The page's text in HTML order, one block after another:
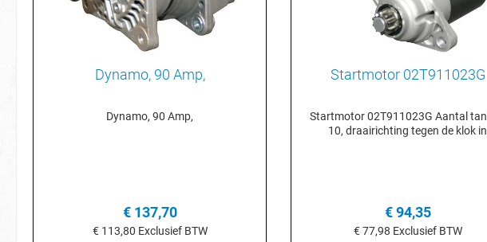
Dynamo, 90 Amp,
Dynamo, 90 Amp,
€ 137,70
€ 113,80 Exclusief BTW
Startmotor 02T911023G
Startmotor 02T911023G Aantal tanden
10, draairichting tegen de klok in
€ 94,35
€ 77,98 Exclusief BTW